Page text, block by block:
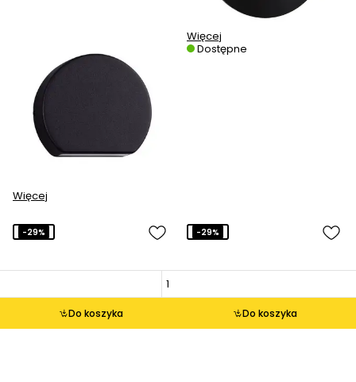
Więcej
Więcej
Dostępne
Do koszyka
-29%
Do koszyka
-29%